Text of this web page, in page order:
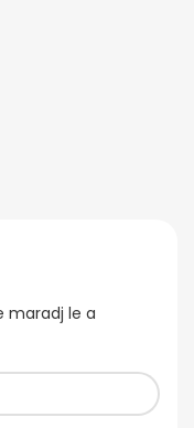
maradj le a